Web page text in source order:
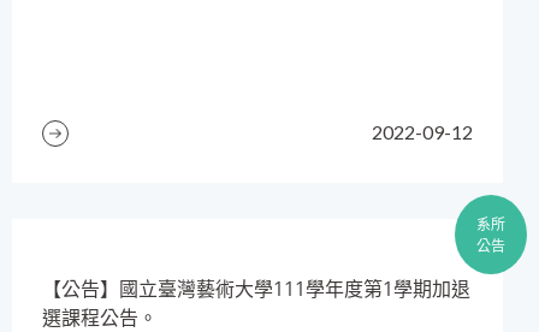
2022-09-12
系所
公告
​【公告】國立臺灣藝術大學111學年度第1學期加退
選課程公告。